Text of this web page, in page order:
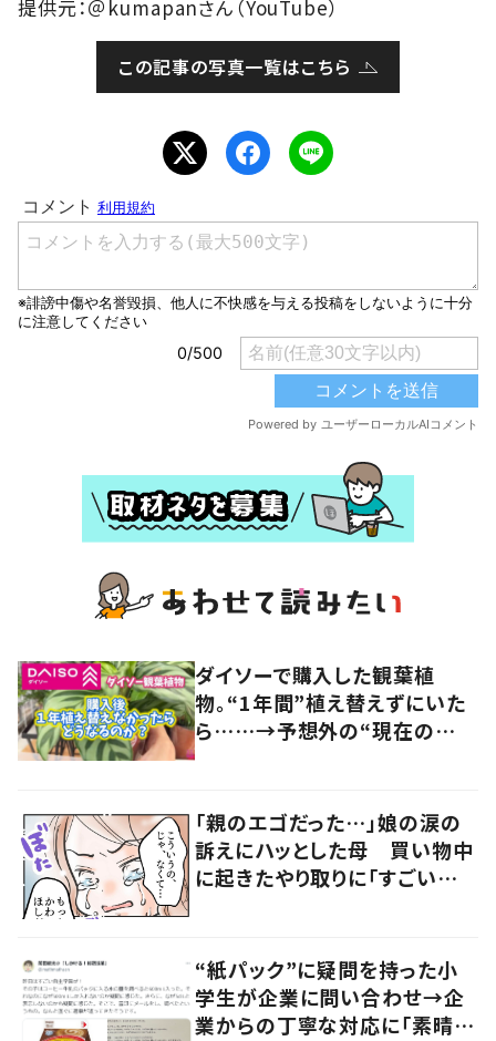
提供元：＠kumapanさん（YouTube）
この記事の写真一覧はこちら
ダイソーで購入した観葉植
物。“1年間”植え替えずにいた
ら……→予想外の“現在の
た」
「親のエゴだった…」娘の涙の
訴えにハッとした母 買い物中
に起きたやり取りに「すごい分
“紙パック”に疑問を持った小
学生が企業に問い合わせ→企
業からの丁寧な対応に「素晴ら